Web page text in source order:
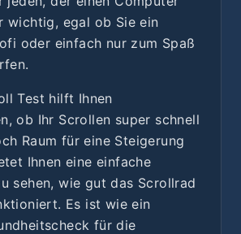
wichtig, egal ob Sie ein
oder einfach nur zum Spaß
Test hilft Ihnen
ob Ihr Scrollen super schnell
Raum für eine Steigerung
Ihnen eine einfache
sehen, wie gut das Scrollrad
Es ist wie ein
für die